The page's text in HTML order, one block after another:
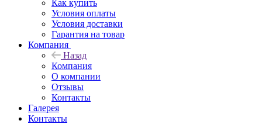
Как купить
Условия оплаты
Условия доставки
Гарантия на товар
Компания
Назад
Компания
О компании
Отзывы
Контакты
Галерея
Контакты